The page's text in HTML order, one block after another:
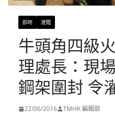
即時 港聞
牛頭角四級
理處長：現
鋼架圍封 令
22/06/2016 TMHK 編輯部